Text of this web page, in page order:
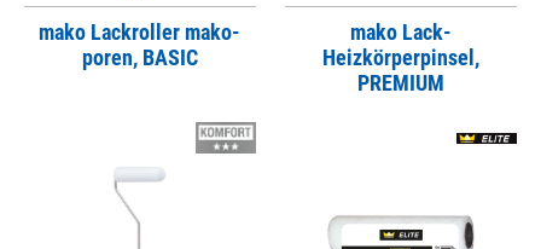
mako Lackroller mako-
poren, BASIC
mako Lack-
Heizkörperpinsel,
PREMIUM